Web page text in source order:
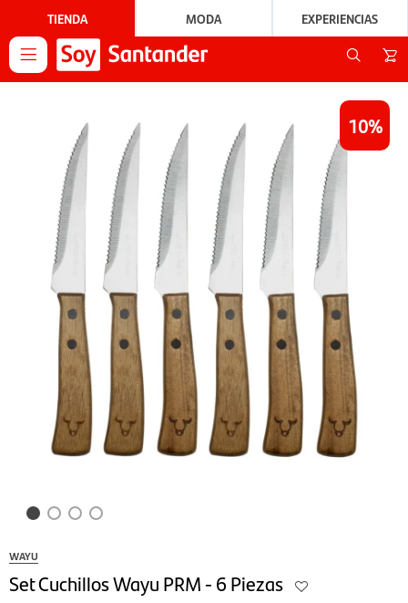
TIENDA MODA EXPERIENCIAS

10
WAYU
Set Cuchillos Wayu PRM - 6 Piezas